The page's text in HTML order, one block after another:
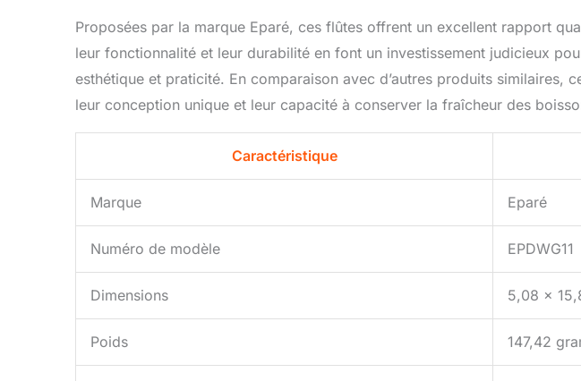
Proposées par la marque Eparé, ces flûtes offrent un excellent rapport
leur fonctionnalité et leur durabilité en font un investissement judicieux
esthétique et praticité. En comparaison avec d’autres produits similaires,
leur conception unique et leur capacité à conserver la fraîcheur des
Caractéristique
Marque Eparé
Numéro de modèle EPDWG11
Dimensions 5,08 x
Poids 147,42